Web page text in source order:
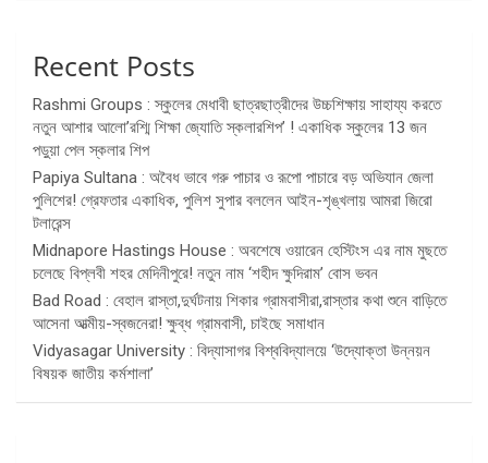
Recent Posts
Rashmi Groups : স্কুলের মেধাবী ছাত্রছাত্রীদের উচ্চশিক্ষায় সাহায্য করতে
নতুন আশার আলো’রশ্মি শিক্ষা জ্যোতি স্কলারশিপ’ ! একাধিক স্কুলের 13 জন
পড়ুয়া পেল স্কলার শিপ
Papiya Sultana : অবৈধ ভাবে গরু পাচার ও রূপো পাচারে বড় অভিযান জেলা
পুলিশের! গ্রেফতার একাধিক, পুলিশ সুপার বললেন আইন-শৃঙ্খলায় আমরা জিরো
টলারেন্স
Midnapore Hastings House : অবশেষে ওয়ারেন হেস্টিংস এর নাম মুছতে
চলেছে বিপ্লবী শহর মেদিনীপুরে! নতুন নাম ‘শহীদ ক্ষুদিরাম’ বোস ভবন
Bad Road : বেহাল রাস্তা,দুর্ঘটনায় শিকার গ্রামবাসীরা,রাস্তার কথা শুনে বাড়িতে
আসেনা আত্মীয়-স্বজনেরা! ক্ষুব্ধ গ্রামবাসী, চাইছে সমাধান
Vidyasagar University : বিদ্যাসাগর বিশ্ববিদ্যালয়ে ‘উদ্যোক্তা উন্নয়ন
বিষয়ক জাতীয় কর্মশালা’